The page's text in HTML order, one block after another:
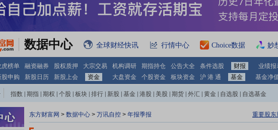
数据中心 全球财经快讯 行情中心 Choice数据 妙
虎榜单 融资融券 股权质押 大宗交易 机构调研 期指持仓 公告大全 条件选股 财报 业绩报
股申购 新股日历 新股上会 资金 大盘资金 个股资金 板块资金 沪 港 通 基金 基金净
指数 期指 期权 个股 板块 排行 新股 基金 港股 美股 期货 外汇 黄金 自选股 自选基金
东方财富网 > 数据中心 > 万讯自控 > 年报季报 重要股东